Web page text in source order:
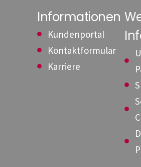
Informationen
Kundenportal
Kontaktformular
Karriere